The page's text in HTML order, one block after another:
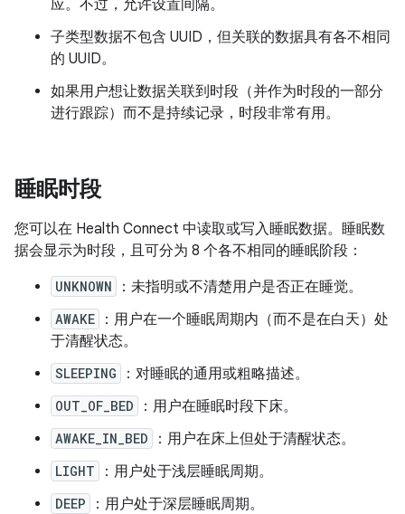
应。不过，允许设置间隔。
子类型数据不包含 UUID，但关联的数据具有各不相同
的 UUID。
如果用户想让数据关联到时段（并作为时段的一部分
进行跟踪）而不是持续记录，时段非常有用。
睡眠时段
您可以在 Health Connect 中读取或写入睡眠数据。睡眠数
据会显示为时段，且可分为 8 个各不相同的睡眠阶段：
UNKNOWN ：未指明或不清楚用户是否正在睡觉。
AWAKE
：用户在一个睡眠周期内（而不是在白天）处
于清醒状态。
SLEEPING ：对睡眠的通用或粗略描述。
OUT_OF_BED ：用户在睡眠时段下床。
AWAKE_IN_BED ：用户在床上但处于清醒状态。
LIGHT ：用户处于浅层睡眠周期。
DEEP ：用户处于深层睡眠周期。